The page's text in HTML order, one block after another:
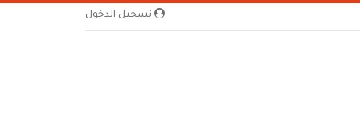
تسجيل الدخول